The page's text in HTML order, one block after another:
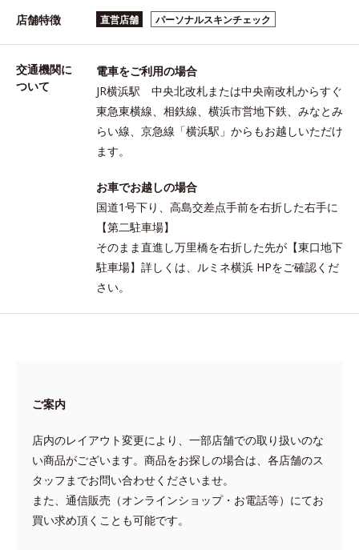
店舗特徴 直営店舗 パーソナルスキンチェック
交通機関に
ついて
電車をご利用の場合
JR横浜駅 中央北改札または中央南改札からすぐ
東急東横線、相鉄線、横浜市営地下鉄、みなとみ
らい線、京急線「横浜駅」からもお越しいただけ
ます。
お車でお越しの場合
国道1号下り、高島交差点手前を右折した右手に
【第二駐車場】
そのまま直進し万里橋を右折した先が【東口地下
駐車場】詳しくは、ルミネ横浜 HPをご確認くだ
さい。
ご案内
店内のレイアウト変更により、一部店舗での取り扱いのな
い商品がございます。商品をお探しの場合は、各店舗のス
タッフまでお問い合わせくださいませ。
また、通信販売（オンラインショップ・お電話等）にてお
買い求め頂くことも可能です。